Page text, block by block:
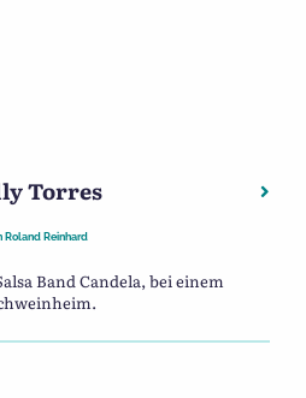
Torres
Roland Reinhard
Band Candela, bei einem